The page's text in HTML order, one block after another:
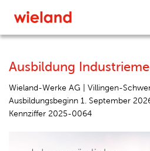
Ausbildung
Wieland-Werke AG |
Villingen-
Ausbildungsbeginn 1. September
Kennziffer 2025-0064